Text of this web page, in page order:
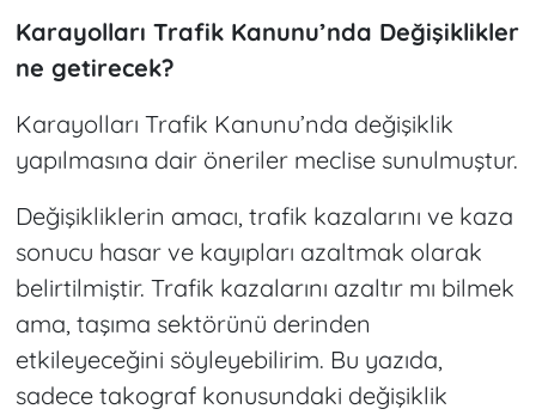
Karayolları Trafik Kanunu’nda Değişiklikler
ne getirecek?
Karayolları Trafik Kanunu’nda değişiklik
yapılmasına dair öneriler meclise sunulmuştur.
Değişikliklerin amacı, trafik kazalarını ve kaza
sonucu hasar ve kayıpları azaltmak olarak
belirtilmiştir. Trafik kazalarını azaltır mı bilmek
ama, taşıma sektörünü derinden
etkileyeceğini söyleyebilirim. Bu yazıda,
sadece takograf konusundaki değişiklik